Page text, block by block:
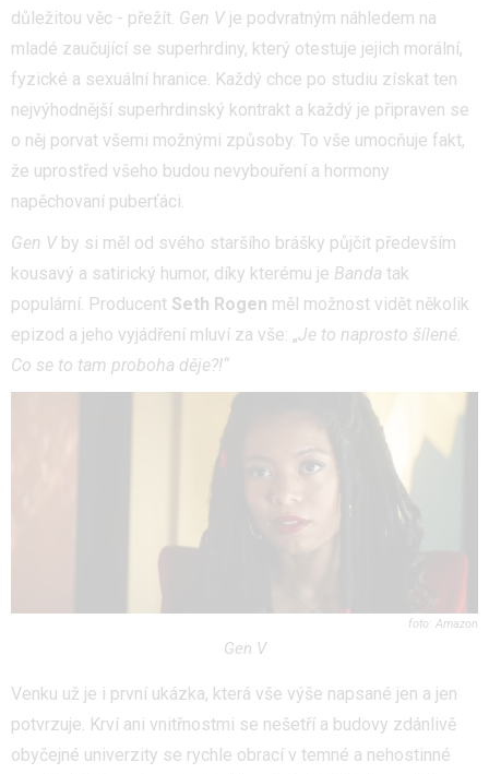
důležitou věc - přežít. Gen V je podvratným náhledem na
mladé zaučující se superhrdiny, který otestuje jejich morální,
fyzické a sexuální hranice. Každý chce po studiu získat ten
nejvýhodnější superhrdinský kontrakt a každý je připraven se
o něj porvat všemi možnými způsoby. To vše umocňuje fakt,
že uprostřed všeho budou nevybouření a hormony
napěchovaní puberťáci.
Gen V by si měl od svého staršího brášky půjčit především
kousavý a satirický humor, díky kterému je Banda tak
populární. Producent Seth Rogen měl možnost vidět několik
epizod a jeho vyjádření mluví za vše: „Je to naprosto šílené.
Co se to tam proboha děje?!“
Amazon
Gen V
Venku už je i první ukázka, která vše výše napsané jen a jen
potvrzuje. Krví ani vnitřnostmi se nešetří a budovy zdánlivě
obyčejné univerzity se rychle obrací v temné a nehostinné